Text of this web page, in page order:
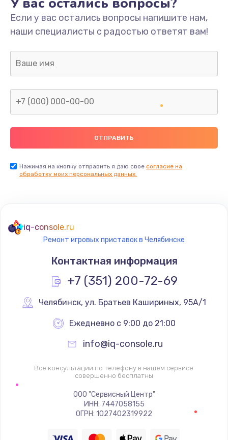
Замена/Pемонт карбюратора
1300 руб.
Заказать
Ремонт капиллярной трубки
400 руб.
Заказать
Замена термостата
1200 руб.
Заказать
Замена реле
700 руб.
Заказать
Замена ТЭНа
Если у вас остались вопросы напишите нам,
наши специалисты с радостью ответят вам!
Нажимая на кнопку отправить я даю свое согласие на
обработку моих персональных данных.
iq-console.ru
Ремонт игровых приставок в Челябинске
Контактная информация
+7 (351) 200-72-69
Челябинск, ул. Братьев Кашириных, 95А/1
Ежедневно с 9:00 до 21:00
info@iq-console.ru
Все консультации по телефону в нашем сервисе
совершенно бесплатны
ООО "Сервисный Центр"
ИНН: 7447058155
ОГРН: 1027402319922